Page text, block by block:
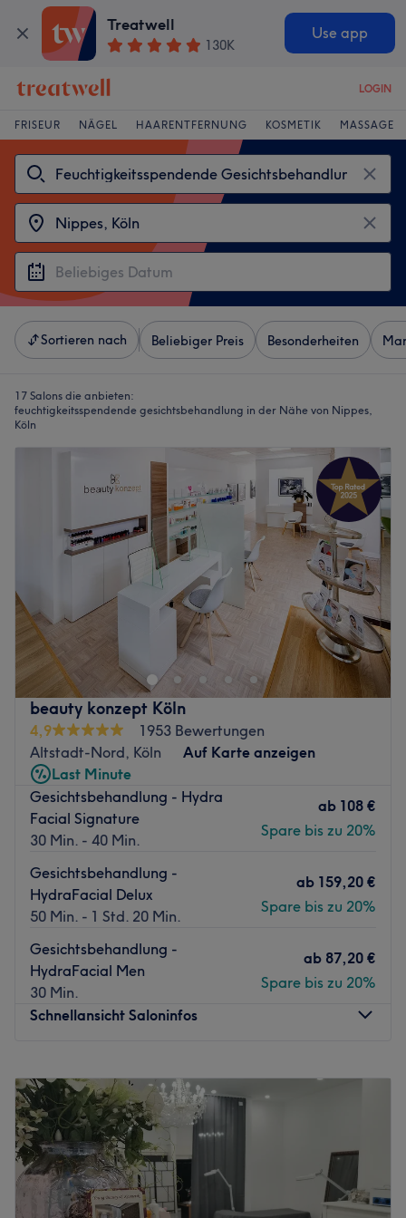
Treatwell
130K
Use app
LOGIN
FRISEUR NÄGEL HAARENTFERNUNG KOSMETIK MASSAGE
Sortieren nach Beliebiger Preis Besonderheiten
17 Salons die anbieten:
feuchtigkeitsspendende gesichtsbehandlung in der Nähe von Nippes,
Köln
beauty konzept Köln
4,9
1953 Bewertungen
Altstadt-Nord, Köln
Auf Karte anzeigen
Last Minute
Gesichtsbehandlung - Hydra
Facial Signature
30 Min. - 40 Min.
ab 108 €
Spare bis zu 20%
Gesichtsbehandlung -
HydraFacial Delux
50 Min. - 1 Std. 20 Min.
ab 159,20 €
Spare bis zu 20%
Gesichtsbehandlung -
HydraFacial Men
30 Min.
ab 87,20 €
Spare bis zu 20%
Schnellansicht Saloninfos
Dienstag
Mittwoch
Donnerstag
Freitag
20:00
Samstag
–16:00
Sonntag
Geschlossen